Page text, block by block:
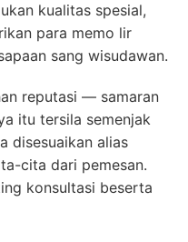
kualitas spesial,
para memo lir
sang wisudawan.
reputasi — samaran
itu tersila semenjak
disesuaikan alias
cita dari pemesan.
konsultasi beserta